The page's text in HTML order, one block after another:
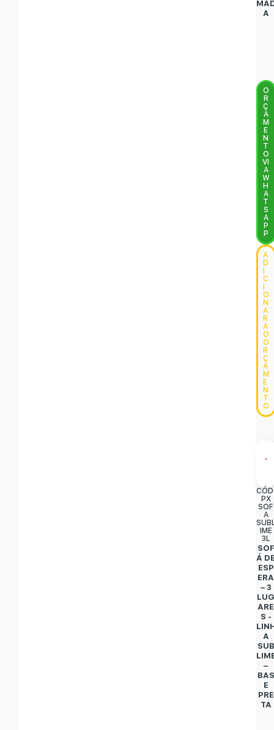
A
O
R
Ç
A
M
E
N
T
O
VI
A
W
H
A
T
S
A
P
P
A
D
C
O
N
A
R
A
O
O
R
Ç
A
M
E
N
T
O
PX
SOF
A
IME
3L
SOF
Á
ESP
ERA
– 3
ARE
S -
A
SUB
–
BAS
E
PRE
TA